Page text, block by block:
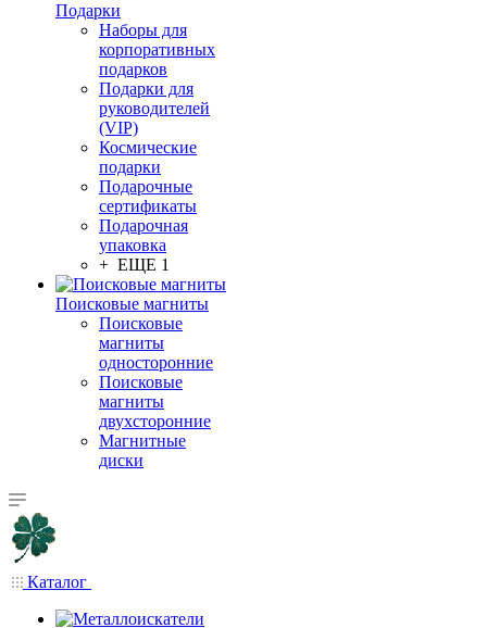
Подарки
Наборы для
корпоративных
подарков
Подарки для
руководителей
(VIP)
Космические
подарки
Подарочные
сертификаты
Подарочная
упаковка
+ ЕЩЕ 1
Поисковые магниты
Поисковые
магниты
односторонние
Поисковые
магниты
двухсторонние
Магнитные
диски
Каталог